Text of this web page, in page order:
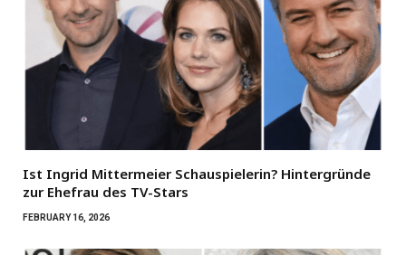
Ist Ingrid Mittermeier Schauspielerin? Hintergründe
zur Ehefrau des TV-Stars
FEBRUARY 16, 2026